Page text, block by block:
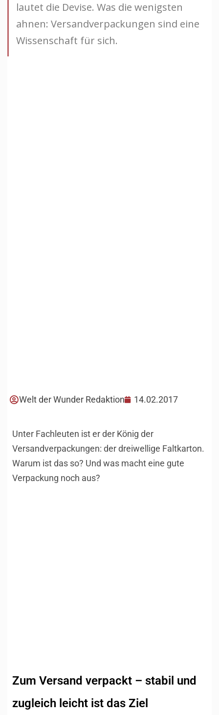
lautet die Devise. Was die wenigsten
ahnen: Versandverpackungen sind eine
Wissenschaft für sich.
Welt der Wunder Redaktion 14.02.2017
Unter Fachleuten ist er der König der
Versandverpackungen: der dreiwellige Faltkarton.
Warum ist das so? Und was macht eine gute
Verpackung noch aus?
Zum Versand verpackt – stabil und
zugleich leicht ist das Ziel